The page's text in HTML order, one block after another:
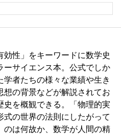
効性」をキーワードに数学史
ーサイエンス本。公式でしか
学者たちの様々な業績や生き
想の背景などが解説されてお
史を概観できる。「物理的実
式の世界の法則にしたがって
のは何故か、数学が人間の精